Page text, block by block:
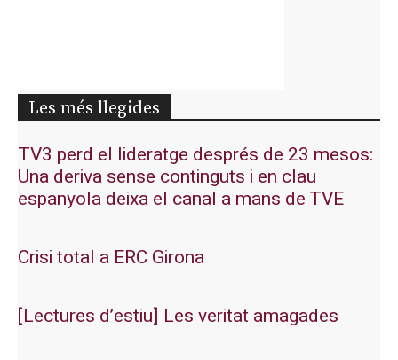
Les més llegides
TV3 perd el lideratge després de 23 mesos:
Una deriva sense continguts i en clau
espanyola deixa el canal a mans de TVE
Crisi total a ERC Girona
[Lectures d’estiu] Les veritat amagades